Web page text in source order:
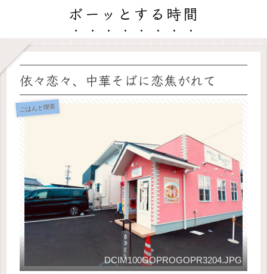
ボーッとする時間
依々恋々、中華そばに恋焦がれて
ごはんと喫茶
DCIM100GOPROGOPR3204.JPG